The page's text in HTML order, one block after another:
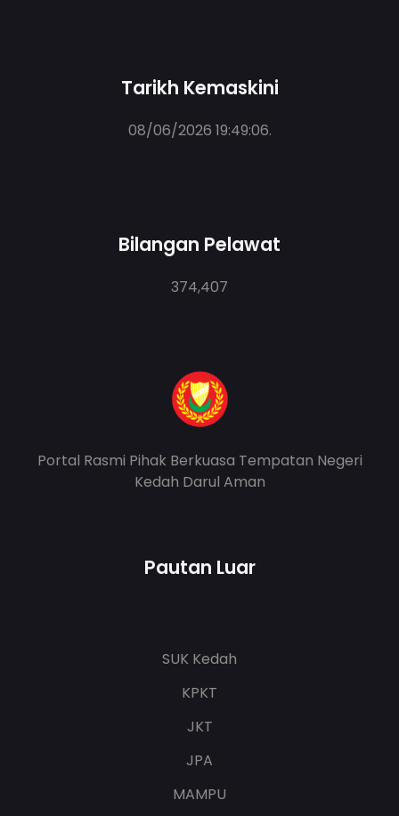
Tarikh Kemaskini
08/06/2026 19:49:06.
Bilangan Pelawat
374,407
Portal Rasmi Pihak Berkuasa Tempatan Negeri
Kedah Darul Aman
Pautan Luar
SUK Kedah
KPKT
JKT
JPA
MAMPU